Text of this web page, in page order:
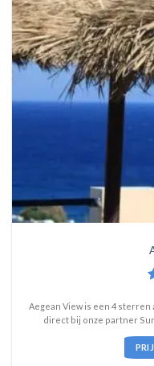
4
Aegean View is een 4 sterren
direct bij onze partner